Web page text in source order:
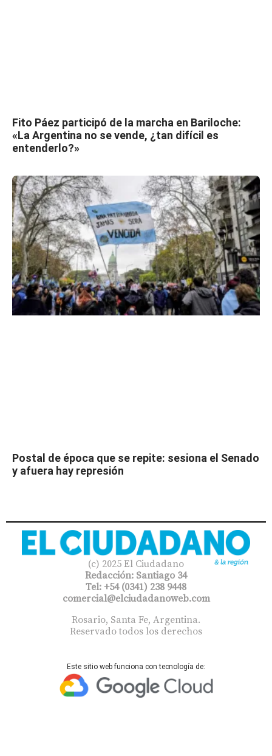
Fito Páez participó de la marcha en Bariloche:
«La Argentina no se vende, ¿tan difícil es
entenderlo?»
Postal de época que se repite: sesiona el Senado
y afuera hay represión
(c) 2025 El Ciudadano
Redacción: Santiago 34
Tel: +54 (0341) 238 9448
comercial@elciudadanoweb.com​
Rosario, Santa Fe, Argentina.
Reservado todos los derechos
Este sitio web funciona con tecnología de: